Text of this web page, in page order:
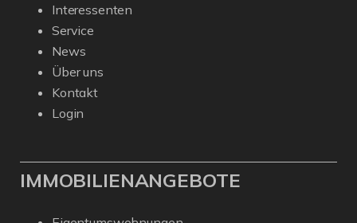
Interessenten
Service
News
Über uns
Kontakt
Login
IMMOBILIENANGEBOTE